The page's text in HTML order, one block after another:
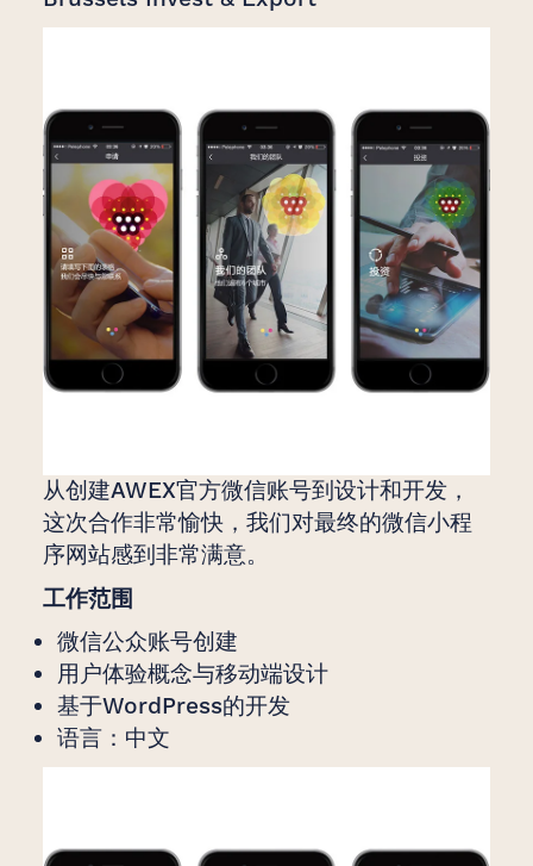
从创建AWEX官方微信账号到设计和开发，
这次合作非常愉快，我们对最终的微信小程
序网站感到非常满意。
工作范围
微信公众账号创建
用户体验概念与移动端设计
基于WordPress的开发
语言：中文